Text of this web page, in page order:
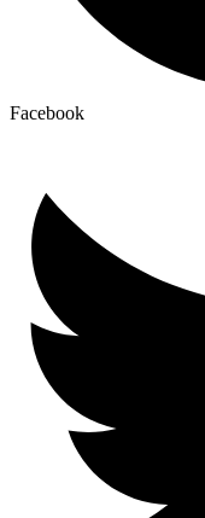
Facebook